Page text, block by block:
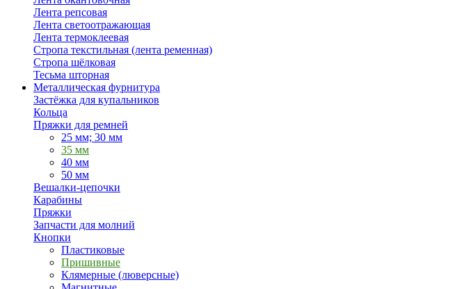
Лента репсовая
Лента светоотражающая
Лента термоклеевая
Стропа текстильная (лента ременная)
Стропа шёлковая
Тесьма шторная
Металлическая фурнитура
Застёжка для купальников
Кольца
Пряжки для ремней
25 мм; 30 мм
35 мм
40 мм
50 мм
Вешалки-цепочки
Карабины
Пряжки
Запчасти для молний
Кнопки
Пластиковые
Пришивные
Клямерные (люверсные)